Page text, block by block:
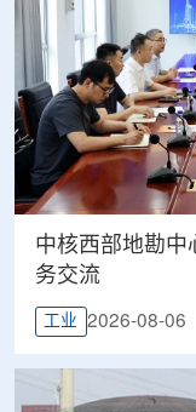
中核西部地勘中
务交流
工业 2026-08-06